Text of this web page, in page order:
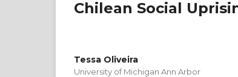
Chilean Social
Tessa Oliveira
University of Michigan Ann Arbor